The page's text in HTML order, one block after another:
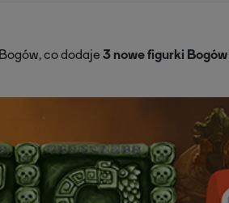
co dodaje3 nowe figurki Bogów